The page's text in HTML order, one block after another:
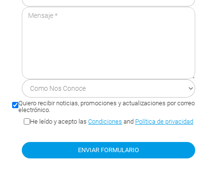
Quiero recibir noticias, promociones y actualizaciones por correo
electrónico.
He leído y acepto las Condiciones and Política de privacidad